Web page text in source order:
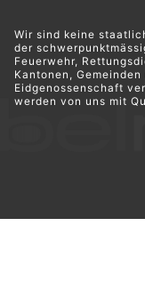
Wir sind keine
der
Feuerwehr,
Kantonen,
Eidgenossenschaft
werden von uns mit